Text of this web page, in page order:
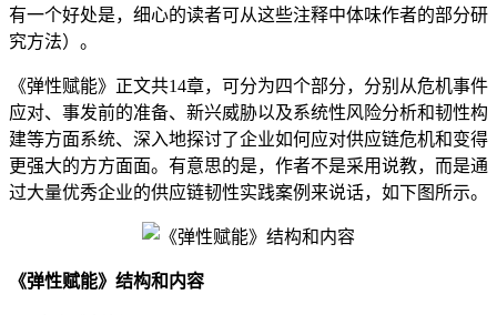
有一个好处是，细心的读者可从这些注释中体味作者的部分研
究方法）。
《弹性赋能》正文共14章，可分为四个部分，分别从危机事件
应对、事发前的准备、新兴威胁以及系统性风险分析和韧性构
建等方面系统、深入地探讨了企业如何应对供应链危机和变得
更强大的方方面面。有意思的是，作者不是采用说教，而是通
过大量优秀企业的供应链韧性实践案例来说话，如下图所示。
《弹性赋能》结构和内容